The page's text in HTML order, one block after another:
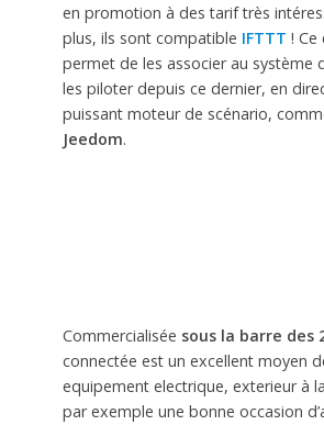
en promotion à des tarif très
plus, ils sont compatible IFTTT ! Ce
permet de les associer au système
les piloter depuis ce dernier, en
puissant moteur de scénario,
Jeedom.
Commercialisée sous la barre des
connectée est un excellent moyen
equipement electrique, exterieur à
par exemple une bonne occasion